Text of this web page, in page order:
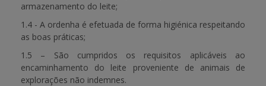
armazenamento do leite;
1.4 - A ordenha é efetuada de forma higiénica respeitando
as boas práticas;
1.5 – São cumpridos os requisitos aplicáveis ao
encaminhamento do leite proveniente de animais de
explorações não indemnes.